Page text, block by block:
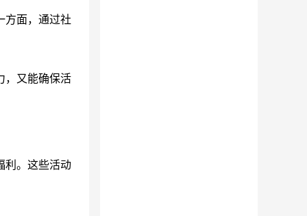
方面，通过社
，又能确保活
利。这些活动